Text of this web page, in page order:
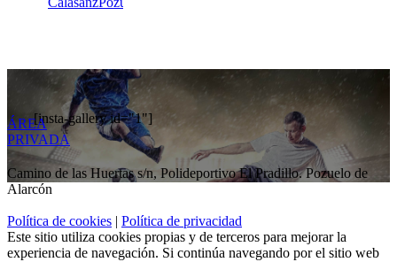
[insta-gallery id="1"]
ÁREA
PRIVADA
Camino de las Huertas s/n, Polideportivo El Pradillo. Pozuelo de
Alarcón
Política de cookies
Política de privacidad
Twitter
Facebook
Instagram
Este sitio utiliza cookies propias y de terceros para mejorar la
experiencia de navegación. Si continúa navegando por el sitio web